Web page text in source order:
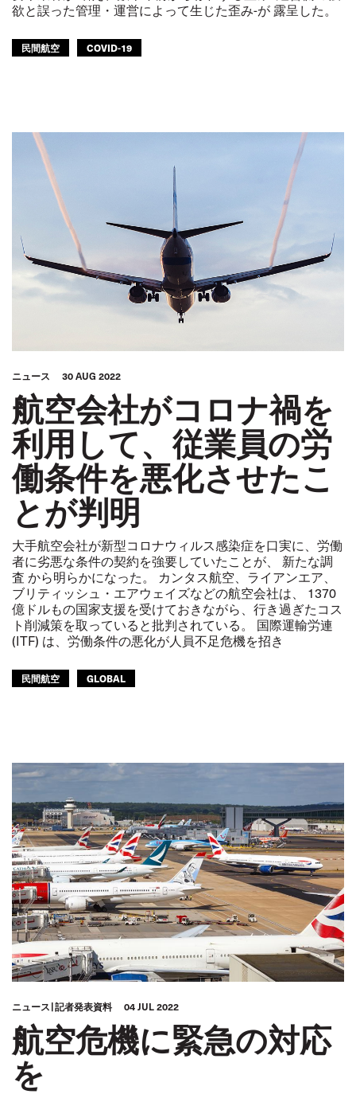
欲と誤った管理・運営によって生じた歪み-が 露呈した。
民間航空 COVID-19
ニュース 30 AUG 2022
航空会社がコロナ禍を
利用して、従業員の労
働条件を悪化させたこ
とが判明
大手航空会社が新型コロナウィルス感染症を口実に、労働
者に劣悪な条件の契約を強要していたことが、 新たな調
査 から明らかになった。 カンタス航空、ライアンエア、
ブリティッシュ・エアウェイズなどの航空会社は、 1370
億ドルもの国家支援を受けておきながら、行き過ぎたコス
ト削減策を取っていると批判されている。 国際運輸労連
(ITF) は、労働条件の悪化が人員不足危機を招き
民間航空 GLOBAL
ニュース 記者発表資料 04 JUL 2022
航空危機に緊急の対応
を